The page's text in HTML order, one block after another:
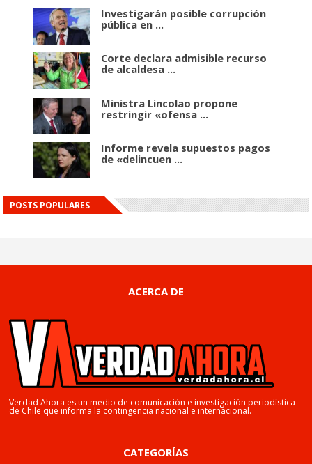
Investigarán posible corrupción
pública en ...
Corte declara admisible recurso
de alcaldesa ...
Ministra Lincolao propone
restringir «ofensa ...
Informe revela supuestos pagos
de «delincuen ...
POSTS POPULARES
ACERCA DE
Verdad Ahora es un medio de comunicación e investigación periodística
de Chile que informa la contingencia nacional e internacional.
CATEGORÍAS